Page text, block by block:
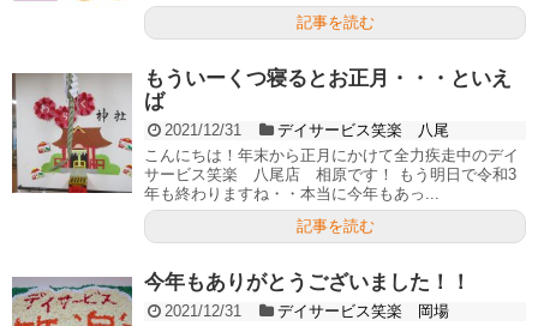
記事を読む
もういーくつ寝るとお正月・・・といえ
ば
2021/12/31
デイサービス笑楽 八尾
こんにちは！年末から正月にかけて全力疾走中のデイ
サービス笑楽 八尾店 相原です！ もう明日で令和3
年も終わりますね・・本当に今年もあっ...
記事を読む
今年もありがとうございました！！
2021/12/31
デイサービス笑楽 岡場